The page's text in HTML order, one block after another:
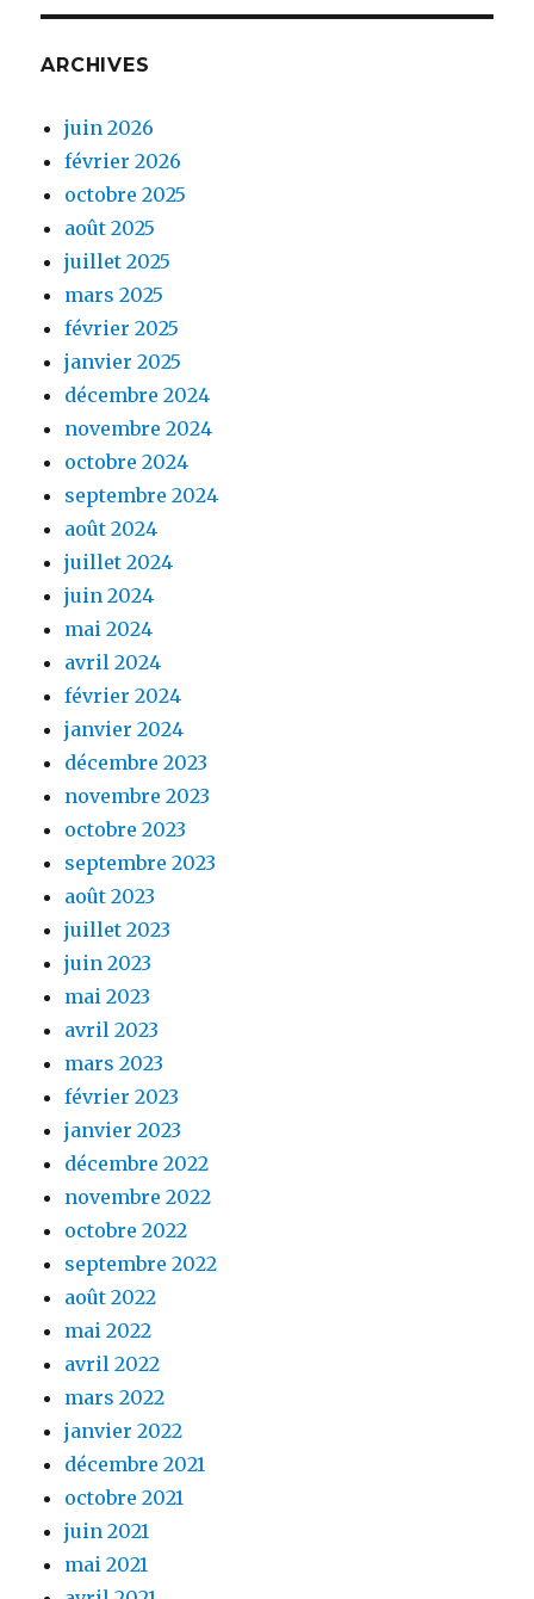
ARCHIVES
juin 2026
février 2026
octobre 2025
août 2025
juillet 2025
mars 2025
février 2025
janvier 2025
décembre 2024
novembre 2024
octobre 2024
septembre 2024
août 2024
juillet 2024
juin 2024
mai 2024
avril 2024
février 2024
janvier 2024
décembre 2023
novembre 2023
octobre 2023
septembre 2023
août 2023
juillet 2023
juin 2023
mai 2023
avril 2023
mars 2023
février 2023
janvier 2023
décembre 2022
novembre 2022
octobre 2022
septembre 2022
août 2022
mai 2022
avril 2022
mars 2022
janvier 2022
décembre 2021
octobre 2021
juin 2021
mai 2021